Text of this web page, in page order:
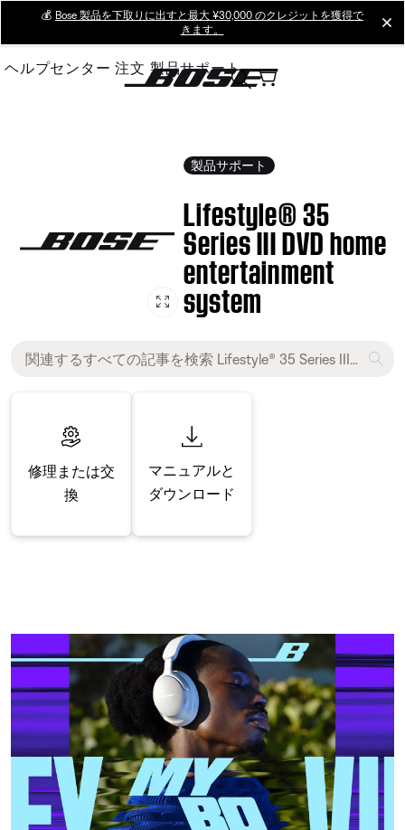
Main
💰 Bose 製品を下取りに出すと最大 ¥30,000 のクレジットを獲得で
きます。
ヘルプセンター 注文 製品サポート
製品サポート
Lifestyle® 35
Series III DVD home
entertainment
system
修理または交
換
マニュアルと
ダウンロード